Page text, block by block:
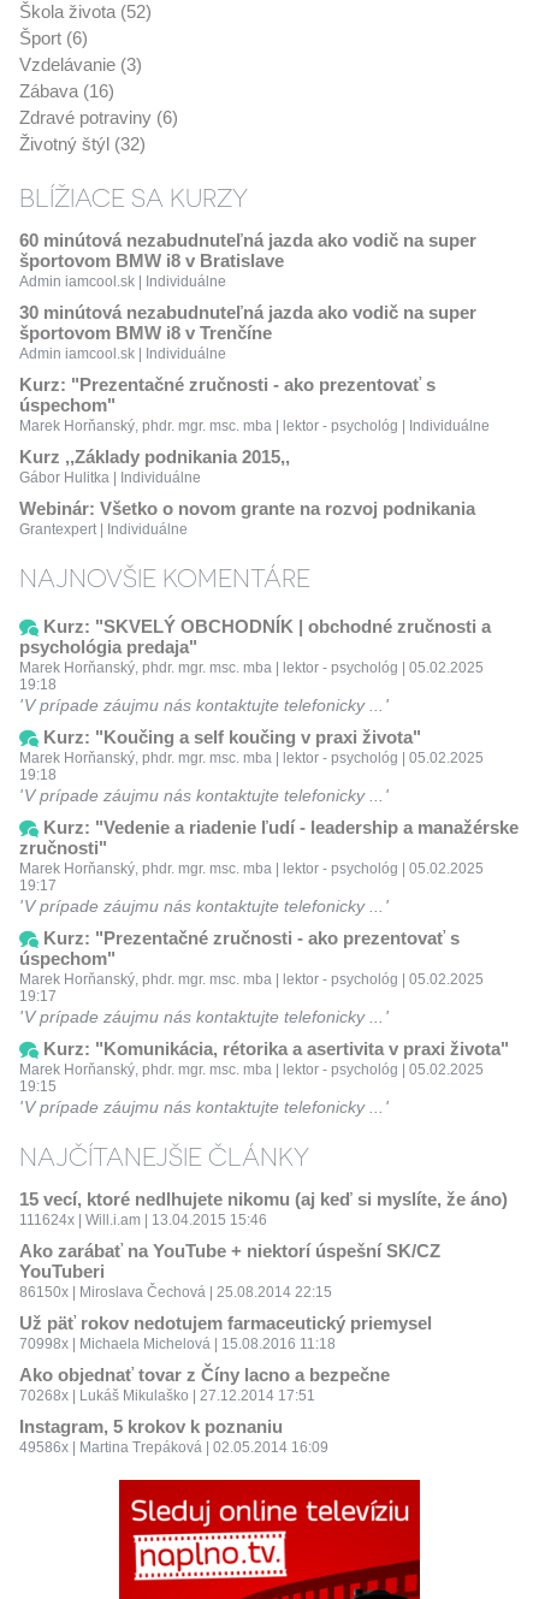
Škola života (52)
Šport (6)
Vzdelávanie (3)
Zábava (16)
Zdravé potraviny (6)
Životný štýl (32)
BLÍŽIACE SA KURZY
60 minútová nezabudnuteľná jazda ako vodič na super
športovom BMW i8 v Bratislave
Admin iamcool.sk | Individuálne
30 minútová nezabudnuteľná jazda ako vodič na super
športovom BMW i8 v Trenčíne
Admin iamcool.sk | Individuálne
Kurz: "Prezentačné zručnosti - ako prezentovať s
úspechom"
Marek Horňanský, phdr. mgr. msc. mba | lektor - psychológ | Individuálne
Kurz ,,Základy podnikania 2015,,
Gábor Hulitka | Individuálne
Webinár: Všetko o novom grante na rozvoj podnikania
Grantexpert | Individuálne
NAJNOVŠIE KOMENTÁRE
Kurz: "SKVELÝ OBCHODNÍK | obchodné zručnosti a
psychológia predaja"
Marek Horňanský, phdr. mgr. msc. mba | lektor - psychológ | 05.02.2025
19:18
V prípade záujmu nás kontaktujte telefonicky ...
Kurz: "Koučing a self koučing v praxi života"
Marek Horňanský, phdr. mgr. msc. mba | lektor - psychológ | 05.02.2025
19:18
V prípade záujmu nás kontaktujte telefonicky ...
Kurz: "Vedenie a riadenie ľudí - leadership a manažérske
zručnosti"
Marek Horňanský, phdr. mgr. msc. mba | lektor - psychológ | 05.02.2025
19:17
V prípade záujmu nás kontaktujte telefonicky ...
Kurz: "Prezentačné zručnosti - ako prezentovať s
úspechom"
Marek Horňanský, phdr. mgr. msc. mba | lektor - psychológ | 05.02.2025
19:17
V prípade záujmu nás kontaktujte telefonicky ...
Kurz: "Komunikácia, rétorika a asertivita v praxi života"
Marek Horňanský, phdr. mgr. msc. mba | lektor - psychológ | 05.02.2025
19:15
V prípade záujmu nás kontaktujte telefonicky ...
NAJČÍTANEJŠIE ČLÁNKY
15 vecí, ktoré nedlhujete nikomu (aj keď si myslíte, že áno)
111624x | Will.i.am | 13.04.2015 15:46
Ako zarábať na YouTube + niektorí úspešní SK/CZ
YouTuberi
86150x | Miroslava Čechová | 25.08.2014 22:15
Už päť rokov nedotujem farmaceutický priemysel
70998x | Michaela Michelová | 15.08.2016 11:18
Ako objednať tovar z Číny lacno a bezpečne
70268x | Lukáš Mikulaško | 27.12.2014 17:51
Instagram, 5 krokov k poznaniu
49586x | Martina Trepáková | 02.05.2014 16:09